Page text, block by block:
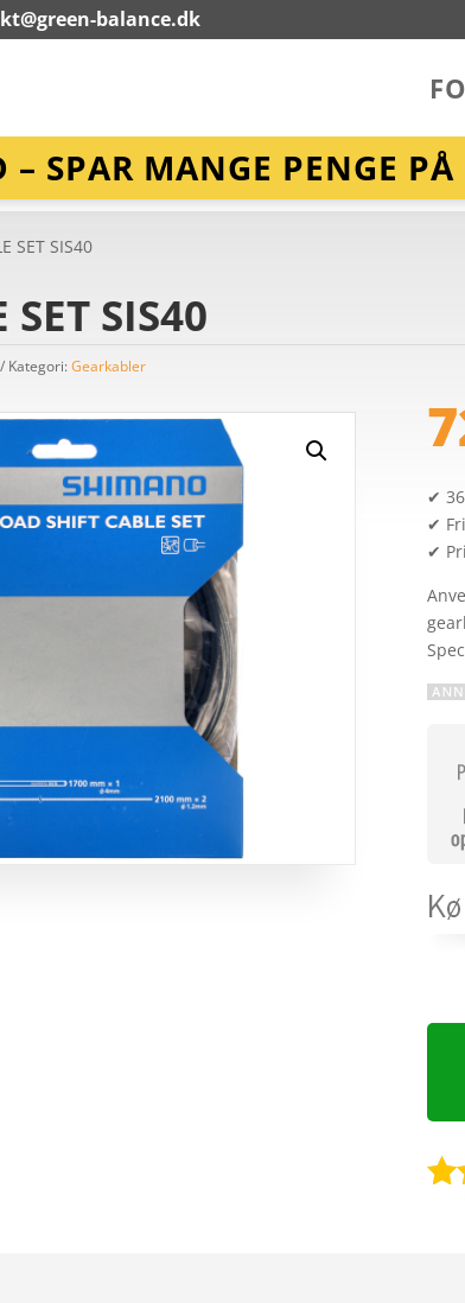
balance.dk
– SPAR MANGE PENGE
SET SIS40
SET SIS40
Kategori:Gearkabler
✔
✔
✔